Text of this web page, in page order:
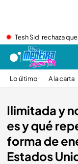
Tesh Sidi rechaza
Lo último A la carta
Ilimitada y
es y qué
forma de
Estados